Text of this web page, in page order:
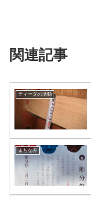
関連記事
ティーダの活動
まちなみ